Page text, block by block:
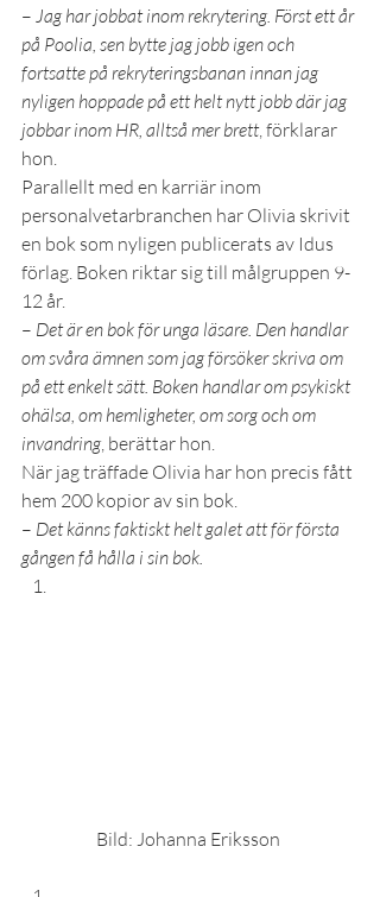
– Jag har jobbat inom rekrytering. Först ett år
på Poolia, sen bytte jag jobb igen och
fortsatte på rekryteringsbanan innan jag
nyligen hoppade på ett helt nytt jobb där jag
jobbar inom HR, alltså mer brett, förklarar
hon.
Parallellt med en karriär inom
personalvetarbranchen har Olivia skrivit
en bok som nyligen publicerats av Idus
förlag. Boken riktar sig till målgruppen 9-
12 år.
– Det är en bok för unga läsare. Den handlar
om svåra ämnen som jag försöker skriva om
på ett enkelt sätt. Boken handlar om psykiskt
ohälsa, om hemligheter, om sorg och om
invandring, berättar hon.
När jag träffade Olivia har hon precis fått
hem 200 kopior av sin bok.
– Det känns faktiskt helt galet att för första
gången få hålla i sin bok.
Bild: Johanna Eriksson